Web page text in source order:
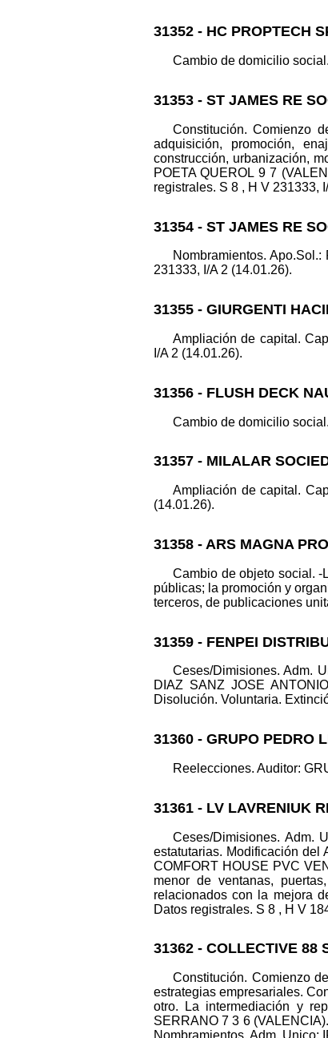
31352 - HC PROPTECH
Cambio de domicilio
31353 - ST JAMES RE
Constitución. Comienzo
adquisición, promoción,
construcción, urbanización,
POETA QUEROL 9 7
registrales. S 8 , H V 231333,
31354 - ST JAMES RE
Nombramientos.
231333, I/A 2 (14.01.26).
31355 - GIURGENTI
Ampliación de capital.
I/A 2 (14.01.26).
31356 - FLUSH DECK
Cambio de domicilio
31357 - MILALAR
Ampliación de capital.
(14.01.26).
31358 - ARS MAGNA
Cambio de objeto social. -
públicas; la promoción y
terceros, de publicaciones
31359 - FENPEI
Ceses/Dimisiones. Adm.
DIAZ SANZ JOSE
Disolución. Voluntaria.
31360 - GRUPO PEDRO
Reelecciones. Auditor:
31361 - LV LAVRENIUK
Ceses/Dimisiones. Adm.
estatutarias. Modificación del
COMFORT HOUSE PVC
menor de ventanas,
relacionados con la mejora
Datos registrales. S 8 , H V
31362 - COLLECTIVE 88
Constitución. Comienzo
estrategias empresariales.
otro. La intermediación y
SERRANO 7 3 6